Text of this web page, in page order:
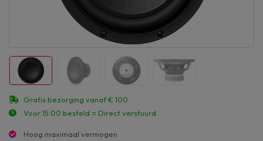
Hoog maximaal vermogen
Gratis bezorging vanaf € 100
Voor 15:00 besteld = Direct verstuurd